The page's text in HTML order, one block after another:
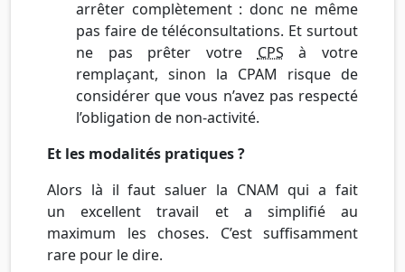
arrêter complètement : donc ne même
pas faire de téléconsultations. Et surtout
ne pas prêter votre CPS à votre
remplaçant, sinon la CPAM risque de
considérer que vous n’avez pas respecté
l’obligation de non-activité.
Et les modalités pratiques ?
Alors là il faut saluer la CNAM qui a fait
un excellent travail et a simplifié au
maximum les choses. C’est suffisamment
rare pour le dire.